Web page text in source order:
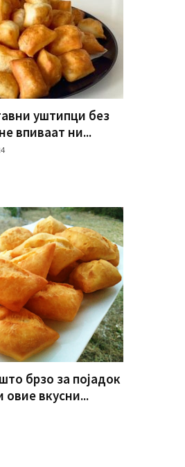
уштипци без
впиваат ни...
брзо за појадок
овие вкусни...